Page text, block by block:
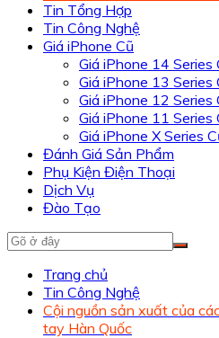
Tin Tổng Hợp
Tin Công Nghệ
Giá iPhone Cũ
Giá iPhone 14 Series
Giá iPhone 13 Series
Giá iPhone 12 Series
Giá iPhone 11 Series
Giá iPhone X Series
Đánh Giá Sản Phẩm
Phụ Kiện Điện Thoại
Dịch Vụ
Đào Tạo
Trang chủ
Tin Công Nghệ
Cội nguồn sản xuất của
tay Hàn Quốc